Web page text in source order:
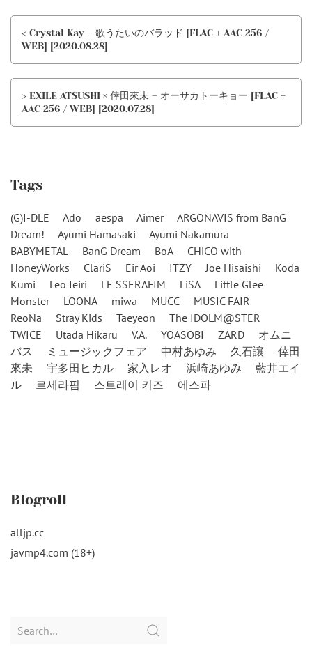
< Crystal Kay – 歌うたいのバラッド [FLAC + AAC 256 /
WEB] [2020.08.28]
> EXILE ATSUSHI × 倖田來未 – オーサカトーキョー [FLAC +
AAC 256 / WEB] [2020.07.28]
Tags
(G)I-DLE Ado aespa Aimer
ARGONAVIS from BanG
Dream!
Ayumi Hamasaki
Ayumi Nakamura
BABYMETAL
BanG Dream BoA
CHiCO with
HoneyWorks
ClariS Eir Aoi ITZY Joe Hisaishi
Koda
Kumi
Leo Ieiri LE SSERAFIM LiSA
Little Glee
Monster
LOONA miwa MUCC
MUSIC FAIR
ReoNa
Stray Kids Taeyeon
The IDOLM@STER
TWICE
Utada Hikaru V.A. YOASOBI ZARD
オムニ
バス
ミュージックフェア 中村あゆみ 久石譲
倖田
來未
宇多田ヒカル 家入レオ 浜崎あゆみ
藍井エイ
ル
르세라핌 스트레이 키즈 에스파
Blogroll
alljp.cc
javmp4.com (18+)
Search